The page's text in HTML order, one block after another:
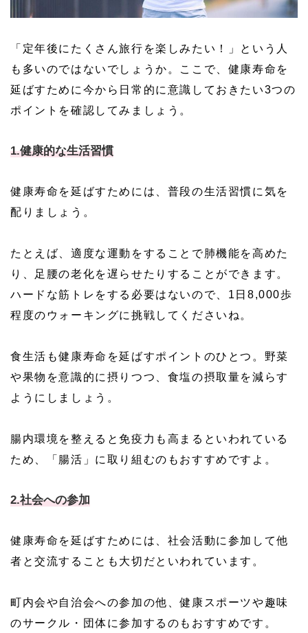
「定年後にたくさん旅行を楽しみたい！」という人
も多いのではないでしょうか。ここで、健康寿命を
延ばすために今から日常的に意識しておきたい3つの
ポイントを確認してみましょう。
1.健康的な生活習慣
健康寿命を延ばすためには、普段の生活習慣に気を
配りましょう。
たとえば、適度な運動をすることで肺機能を高めた
り、足腰の老化を遅らせたりすることができます。
ハードな筋トレをする必要はないので、1日8,000歩
程度のウォーキングに挑戦してくださいね。
食生活も健康寿命を延ばすポイントのひとつ。野菜
や果物を意識的に摂りつつ、食塩の摂取量を減らす
ようにしましょう。
腸内環境を整えると免疫力も高まるといわれている
ため、「腸活」に取り組むのもおすすめですよ。
2.社会への参加
健康寿命を延ばすためには、社会活動に参加して他
者と交流することも大切だといわれています。
町内会や自治会への参加の他、健康スポーツや趣味
のサークル・団体に参加するのもおすすめです。